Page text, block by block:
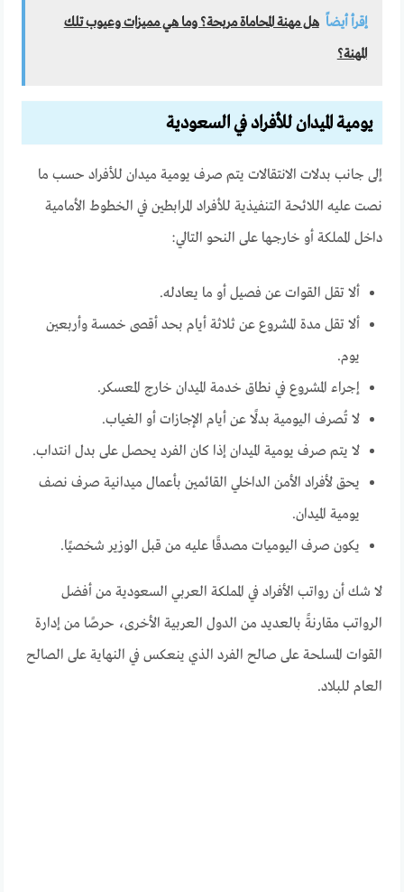
إقرأ أيضاً هل مهنة المحاماة مربحة؟ وما هي مميزات وعيوب تلك
المهنة؟
يومية الميدان للأفراد في السعودية
إلى جانب بدلات الانتقالات يتم صرف يومية ميدان للأفراد حسب ما
نصت عليه اللائحة التنفيذية للأفراد المرابطين في الخطوط الأمامية
داخل المملكة أو خارجها على النحو التالي:
ألا تقل القوات عن فصيل أو ما يعادله.
ألا تقل مدة المشروع عن ثلاثة أيام بحد أقصى خمسة وأربعين
يوم.
إجراء المشروع في نطاق خدمة الميدان خارج المعسكر.
لا تُصرف اليومية بدلًا عن أيام الإجازات أو الغياب.
لا يتم صرف يومية الميدان إذا كان الفرد يحصل على بدل انتداب.
يحق لأفراد الأمن الداخلي القائمين بأعمال ميدانية صرف نصف
يومية الميدان.
يكون صرف اليوميات مصدقًا عليه من قبل الوزير شخصيًا.
لا شك أن رواتب الأفراد في المملكة العربي السعودية من أفضل
الرواتب مقارنةً بالعديد من الدول العربية الأخرى، حرصًا من إدارة
القوات المسلحة على صالح الفرد الذي ينعكس في النهاية على الصالح
العام للبلاد.